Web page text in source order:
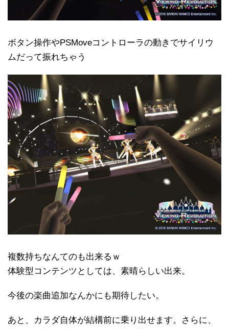
ボタン操作やPSMoveコントローラの動きでサイリウ
ムだって振れちゃう
複数持ちなんてのも出来るｗ
体験型コンテンツとしては、素晴らしい出来。
今後の楽曲追加なんかにも期待したい。
あと、カラダ自体が結構前に乗り出せます。さらに、